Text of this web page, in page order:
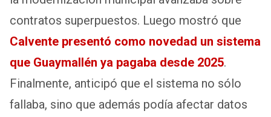
contratos superpuestos. Luego mostró que
Calvente presentó como novedad un sistema
que Guaymallén ya pagaba desde 2025.
Finalmente, anticipó que el sistema no sólo
fallaba, sino que además podía afectar datos